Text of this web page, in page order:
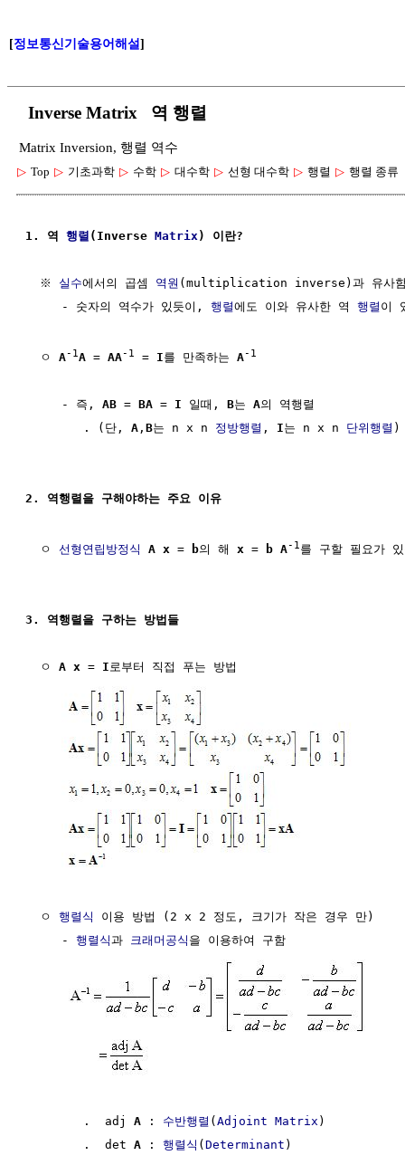
[정보통신기술용어해설]
Inverse Matrix 역 행렬
Matrix Inversion, 행렬 역수
▷ Top ▷ 기초과학 ▷ 수학 ▷ 대수학 ▷ 선형 대수학 ▷ 행렬 ▷ 행렬 종류
1. 역 행렬 (Inverse Matrix ) 이란?
  ※
실수에서의 곱셈 역원 (multiplication inverse)과 유사
     - 숫자의 역수가 있듯이,
행렬에도 이와 유사한 역 행렬 이
  ㅇ
A-1A = AA-1 = I를 만족하는 A-1
     - 즉,
AB = BA = I 일때, B는 A의 역행렬
        . (단,
A , B는 n x n 정방행렬 , I는 n x n 단위행렬 )
2. 역행렬을 구해야하는 주요 이유
  ㅇ
선형연립방정식 A x = b의 해 x = b A-1를 구할 필요가 있
3. 역행렬을 구하는 방법들
  ㅇ
A x = I로부터 직접 푸는 방법
  ㅇ
행렬식
이용 방법 (2 x 2 정도, 크기가 작은 경우 만)
     -
행렬식과 크래머공식 을 이용하여 구함
        .  adj
A : 수반행렬 ( Adjoint Matrix )
        .  det
A : 행렬식 ( Determinant )